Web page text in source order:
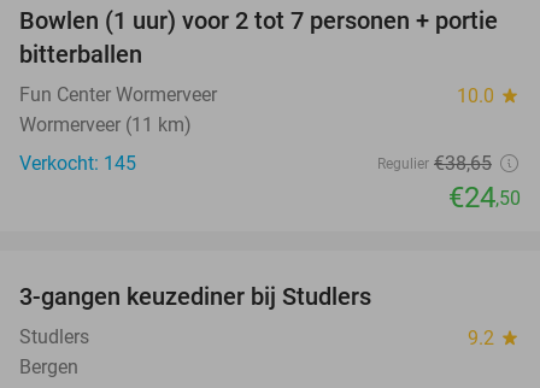
37%
Bowlen (1 uur) voor 2 tot 7 personen + portie
bitterballen
Fun Center Wormerveer 10.0 star
Wormerveer (11 km)
Verkocht: 145
Regulier €38,65
€24,50
3-gangen keuzediner bij Studlers
Studlers 9.2 star
Bergen